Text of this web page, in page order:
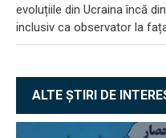
evoluțiile din Ucraina încă
inclusiv ca observator la
ALTE ȘTIRI DE